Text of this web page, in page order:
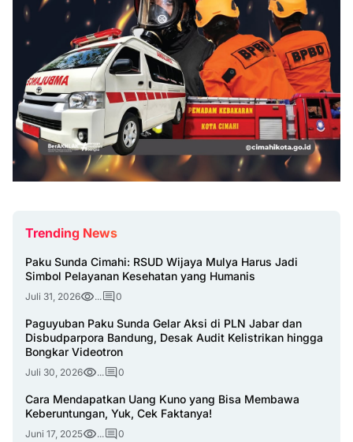
Trending News
Paku Sunda Cimahi: RSUD Wijaya Mulya Harus Jadi
Simbol Pelayanan Kesehatan yang Humanis
Juli 31, 2026 ... 0
Paguyuban Paku Sunda Gelar Aksi di PLN Jabar dan
Disbudparpora Bandung, Desak Audit Kelistrikan hingga
Bongkar Videotron
Juli 30, 2026 ... 0
Cara Mendapatkan Uang Kuno yang Bisa Membawa
Keberuntungan, Yuk, Cek Faktanya!
Juni 17, 2025 ... 0